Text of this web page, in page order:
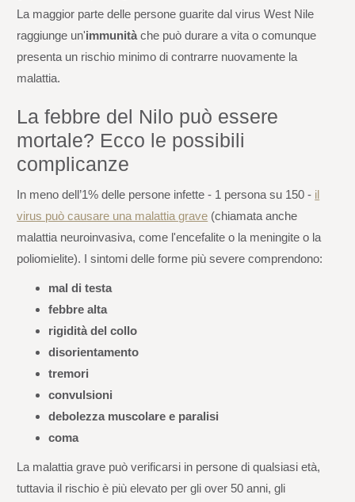
La maggior parte delle persone guarite dal virus West Nile
raggiunge un'immunitàche può durare a vita o comunque
presenta un rischio minimo di contrarre nuovamente la
malattia.
La febbre del Nilo può essere
mortale? Ecco le possibili
complicanze
In meno dell’1% delle persone infette - 1 persona su 150 - il
virus può causare una malattia grave (chiamata anche
malattia neuroinvasiva, come l'encefalite o la meningite o la
poliomielite). I sintomi delle forme più severe comprendono:
mal di testa
febbre alta
rigidità del collo
disorientamento
tremori
convulsioni
debolezza muscolare e paralisi
coma
La malattia grave può verificarsi in persone di qualsiasi età,
tuttavia il rischio è più elevato per gli over 50 anni, gli